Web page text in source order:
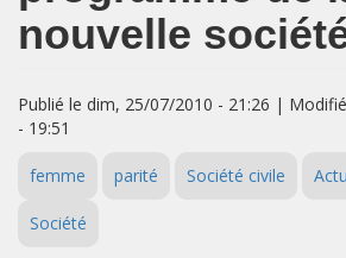
nouvelle
Publié le dim, 25/07/2010 - 21:26 |
- 19:51
femme parité Société civile
Société